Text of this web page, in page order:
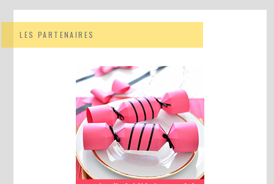
LES PARTENAIRES